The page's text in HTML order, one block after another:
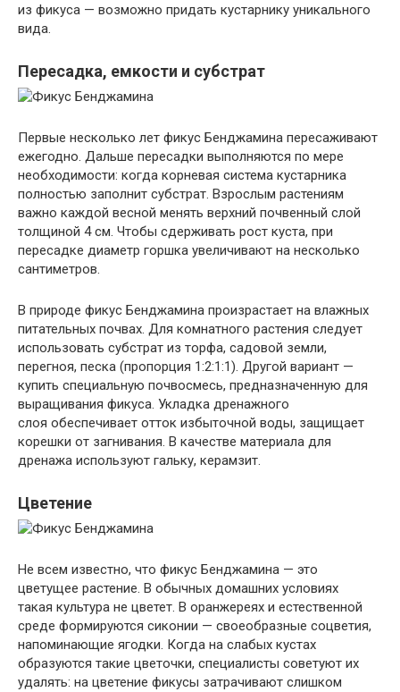
из фикуса — возможно придать кустарнику уникального
вида.
Пересадка, емкости и субстрат
Первые несколько лет фикус Бенджамина пересаживают
ежегодно. Дальше пересадки выполняются по мере
необходимости: когда корневая система кустарника
полностью заполнит субстрат. Взрослым растениям
важно каждой весной менять верхний почвенный слой
толщиной 4 см. Чтобы сдерживать рост куста, при
пересадке диаметр горшка увеличивают на несколько
сантиметров.
В природе фикус Бенджамина произрастает на влажных
питательных почвах. Для комнатного растения следует
использовать субстрат из торфа, садовой земли,
перегноя, песка (пропорция 1:2:1:1). Другой вариант —
купить специальную почвосмесь, предназначенную для
выращивания фикуса. Укладка дренажного
слоя обеспечивает отток избыточной воды, защищает
корешки от загнивания. В качестве материала для
дренажа используют гальку, керамзит.
Цветение
Не всем известно, что фикус Бенджамина — это
цветущее растение. В обычных домашних условиях
такая культура не цветет. В оранжереях и естественной
среде формируются сиконии — своеобразные соцветия,
напоминающие ягодки. Когда на слабых кустах
образуются такие цветочки, специалисты советуют их
удалять: на цветение фикусы затрачивают слишком